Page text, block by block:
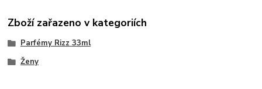
Zboží zařazeno v kategoriích
Parfémy Rizz 33ml
Ženy